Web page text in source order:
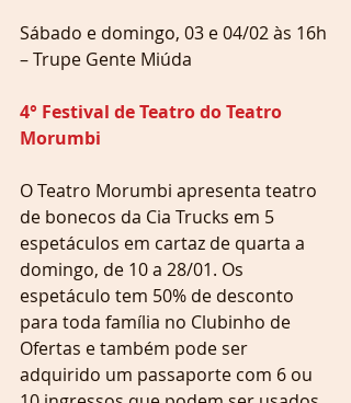
Sábado e domingo, 03 e 04/02 às 16h
– Trupe Gente Miúda
4° Festival de Teatro do Teatro
Morumbi
O Teatro Morumbi apresenta teatro
de bonecos da Cia Trucks em 5
espetáculos em cartaz de quarta a
domingo, de 10 a 28/01. Os
espetáculo tem 50% de desconto
para toda família no Clubinho de
Ofertas e também pode ser
adquirido um passaporte com 6 ou